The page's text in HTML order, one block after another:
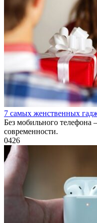
7 самых женственных
Без мобильного телефона
современности.
0426